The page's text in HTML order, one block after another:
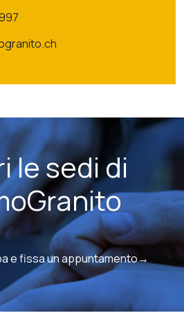
le sedi di
e fissa un appuntamento→